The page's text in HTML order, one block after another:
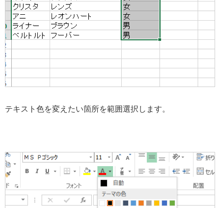
テキスト色を変えたい箇所を範囲選択します。